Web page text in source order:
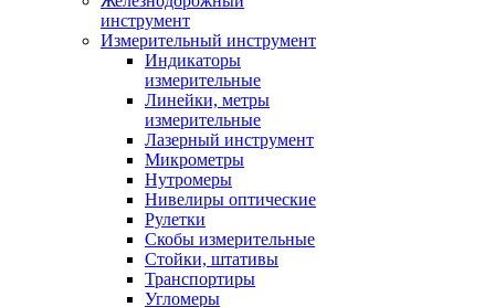
инструмент
Измерительный инструмент
Индикаторы
измерительные
Линейки, метры
измерительные
Лазерный инструмент
Микрометры
Нутромеры
Нивелиры оптические
Рулетки
Скобы измерительные
Стойки, штативы
Транспортиры
Угломеры